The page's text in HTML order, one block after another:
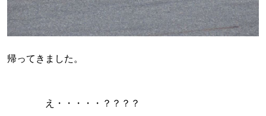
帰ってきました。
え・・・・・？？？？